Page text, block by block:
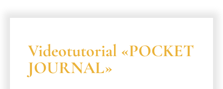
Videotutorial «POCKET
JOURNAL»